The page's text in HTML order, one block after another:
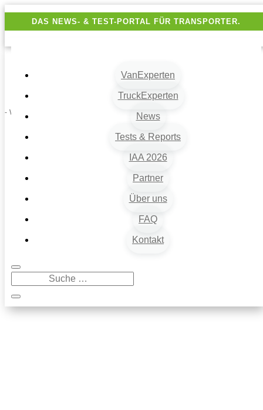
DAS NEWS- & TEST-PORTAL FÜR TRANSPORTER.
VanExperten
TruckExperten
News
Tests & Reports
IAA 2026
Partner
Über uns
FAQ
Kontakt
- Werbung -